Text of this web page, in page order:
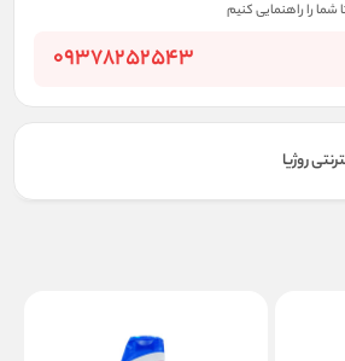
شما را راهنمایی کنیم
09378252543
روژیا